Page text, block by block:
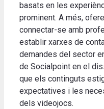
basats en les
prominent. A més,
connectar-se amb
establir xarxes de
demandes del sector
de Socialpoint en el
que els continguts
expectatives i les
dels videojocs.